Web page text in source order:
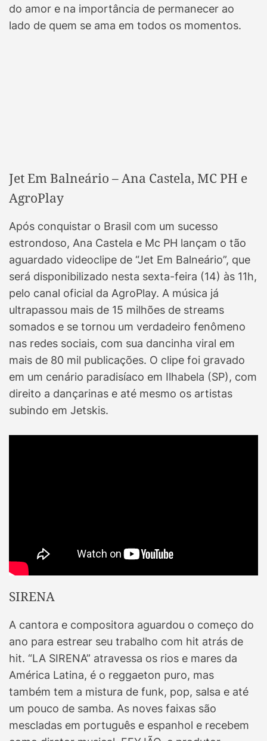
do amor e na importância de permanecer ao
lado de quem se ama em todos os momentos.
Jet Em Balneário – Ana Castela, MC PH e
AgroPlay
Após conquistar o Brasil com um sucesso
estrondoso, Ana Castela e Mc PH lançam o tão
aguardado videoclipe de “Jet Em Balneário”, que
será disponibilizado nesta sexta-feira (14) às 11h,
pelo canal oficial da AgroPlay. A música já
ultrapassou mais de 15 milhões de streams
somados e se tornou um verdadeiro fenômeno
nas redes sociais, com sua dancinha viral em
mais de 80 mil publicações. O clipe foi gravado
em um cenário paradisíaco em Ilhabela (SP), com
direito a dançarinas e até mesmo os artistas
subindo em Jetskis.
SIRENA
A cantora e compositora aguardou o começo do
ano para estrear seu trabalho com hit atrás de
hit. “LA SIRENA” atravessa os rios e mares da
América Latina, é o reggaeton puro, mas
também tem a mistura de funk, pop, salsa e até
um pouco de samba. As noves faixas são
mescladas em português e espanhol e recebem